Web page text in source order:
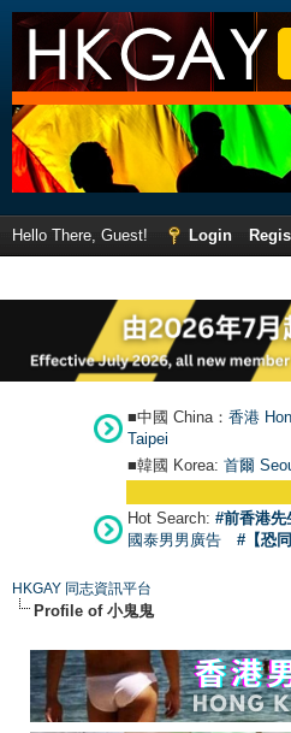
Hello There, Guest! Login
■中國 China： 香港
Taipei
■韓國 Korea: 首爾
Hot Search: #前香港
國泰男男廣告
#【恐
HKGAY 同志資訊平台
Profile of 小鬼鬼